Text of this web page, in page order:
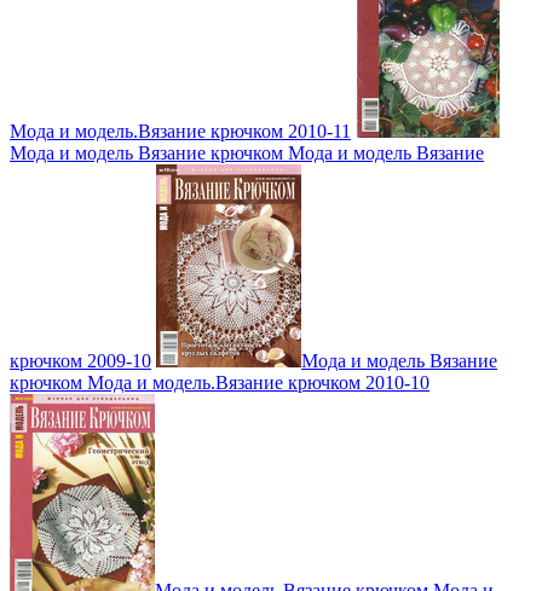
Мода и модель.Вязание крючком 2010-11
Мода и модель Вязание крючком Мода и модель Вязание
крючком 2009-10
Мода и модель Вязание
крючком Мода и модель.Вязание крючком 2010-10